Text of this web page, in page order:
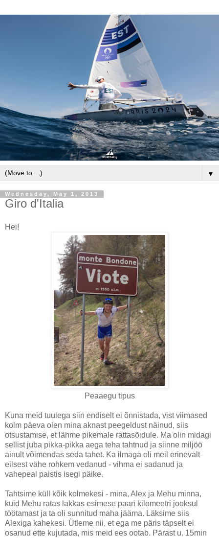
▼
Wednesday, May 1, 2013
Giro d'Italia
Hei!
Peaaegu tipus
Kuna meid tuulega siin endiselt ei õnnistada, vist viimased
kolm päeva olen mina aknast peegeldust näinud, siis
otsustamise, et lähme pikemale rattasõidule. Ma olin midagi
sellist juba pikka-pikka aega teha tahtnud ja siinne miljöö
ainult võimendas seda tahet. Ka ilmaga oli meil erinevalt
eilsest vähe rohkem vedanud - vihma ei sadanud ja
vahepeal paistis isegi päike.
Tahtsime küll kõik kolmekesi - mina, Alex ja Mehu minna,
kuid Mehu ratas lakkas esimese paari kilomeetri jooksul
töötamast ja ta oli sunnitud maha jääma. Läksime siis
Alexiga kahekesi. Ütleme nii, et ega me päris täpselt ei
osanud ette kujutada, mis meid ees ootab. Pärast u. 15min